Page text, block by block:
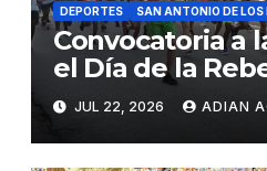
DEPORTES SAN ANTONIO DE LOS
Convocatoria a
el Día de la
JUL 22, 2026 ADIAN